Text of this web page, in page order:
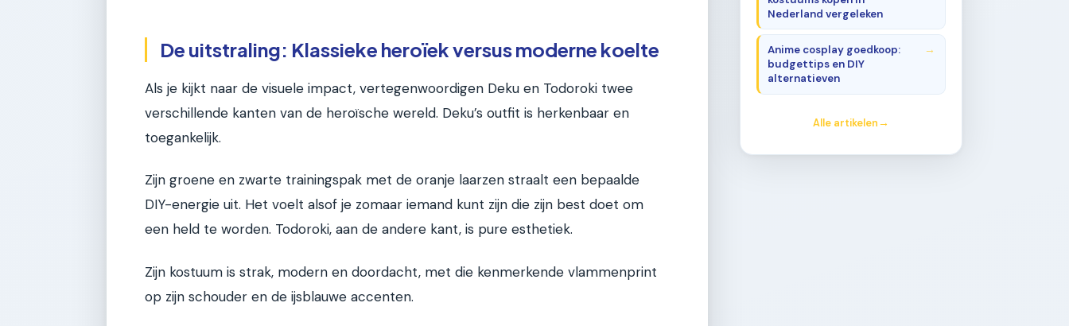
De uitstraling: Klassieke heroïek versus moderne koelte
Als je kijkt naar de visuele impact, vertegenwoordigen Deku en Todoroki twee
verschillende kanten van de heroïsche wereld. Deku’s outfit is herkenbaar en
toegankelijk.
Zijn groene en zwarte trainingspak met de oranje laarzen straalt een bepaalde
DIY-energie uit. Het voelt alsof je zomaar iemand kunt zijn die zijn best doet om
een held te worden. Todoroki, aan de andere kant, is pure esthetiek.
Zijn kostuum is strak, modern en doordacht, met die kenmerkende vlammenprint
op zijn schouder en de ijsblauwe accenten.
Nederland vergeleken
Anime cosplay goedkoop:
budgettips en DIY
alternatieven
Alle artikelen